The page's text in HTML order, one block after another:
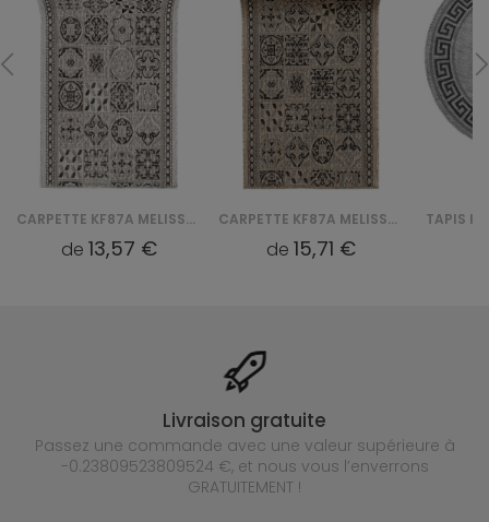
CARPETTE KF87A MELISSA CHODNIK MAA - SZARY
de13,57 €
CARPETTE KF87A MELISSA CHODNIK MAA - BRĄZOWY
de15,71 €
Livraison gratuite
Passez une commande avec une valeur supérieure à
-0.23809523809524 €, et nous vous l’enverrons
GRATUITEMENT !